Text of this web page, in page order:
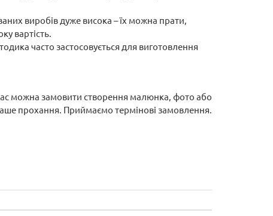
виробів дуже висока – їх можна прати,
вартість.
часто застосовується для виготовлення
можна замовити створення малюнка, фото або
прохання. Приймаємо термінові замовлення.